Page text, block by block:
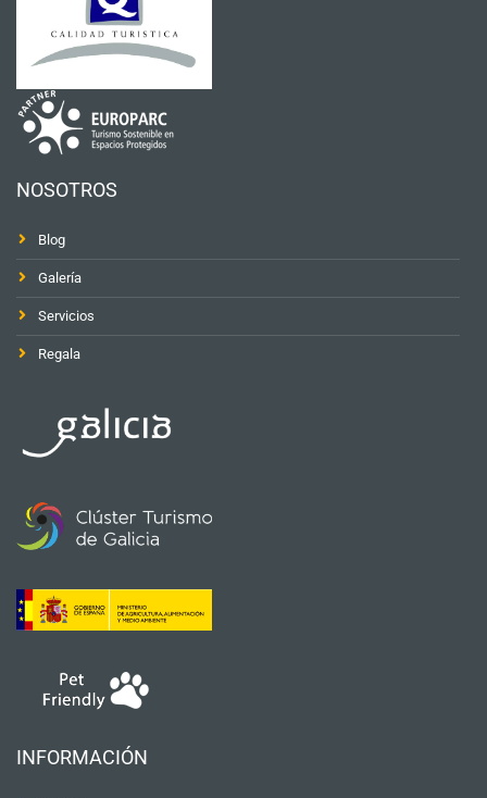
NOSOTROS
Blog
Galería
Servicios
Regala
INFORMACIÓN